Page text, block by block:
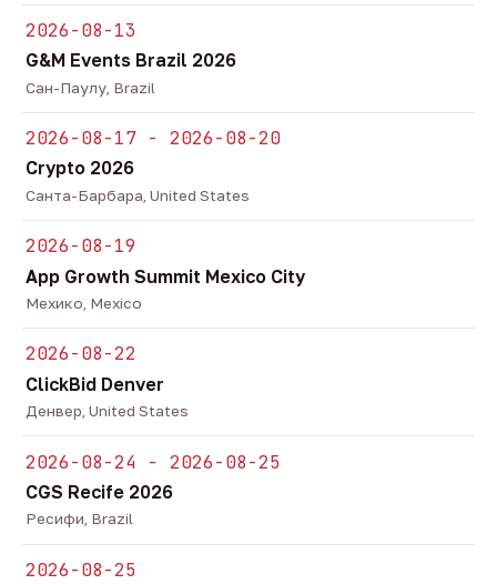
2026-08-13
G&M Events Brazil 2026
Сан-Паулу, Brazil
2026-08-17 - 2026-08-20
Crypto 2026
Санта-Барбара, United States
2026-08-19
App Growth Summit Mexico City
Мехико, Mexico
2026-08-22
ClickBid Denver
Денвер, United States
2026-08-24 - 2026-08-25
CGS Recife 2026
Ресифи, Brazil
2026-08-25